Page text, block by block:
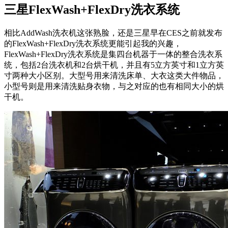
三星FlexWash+FlexDry洗衣系统
相比AddWash洗衣机这张熟脸，还是三星早在CES之前就发布
的FlexWash+FlexDry洗衣系统更能引起我的兴趣，
FlexWash+FlexDry洗衣系统是集四台机器于一体的整合洗衣系
统，包括2台洗衣机和2台烘干机，并且有5立方英寸和1立方英
寸两种大小区别。大型号用来清洗床单、大衣这类大件物品，
小型号则是用来清洗贴身衣物，与之对应的也有相同大小的烘
干机。